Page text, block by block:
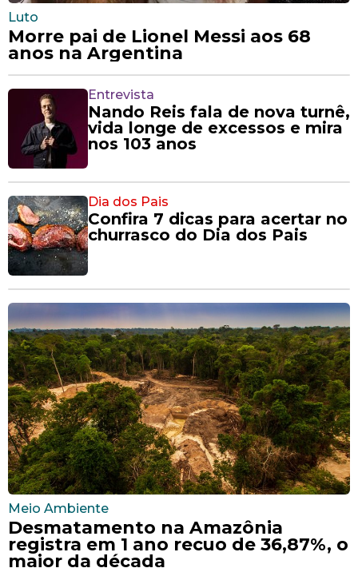
Luto
Morre pai de Lionel Messi aos 68
anos na Argentina
Entrevista
Nando Reis fala de nova turnê,
vida longe de excessos e mira
nos 103 anos
Dia dos Pais
Confira 7 dicas para acertar no
churrasco do Dia dos Pais
Meio Ambiente
Desmatamento na Amazônia
registra em 1 ano recuo de 36,87%, o
maior da década